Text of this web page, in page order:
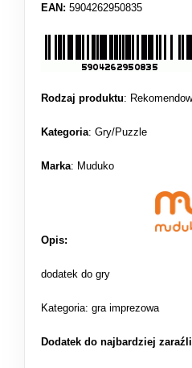
EAN: 5904262950835
Rodzaj produktu:
Kategoria: Gry/Puzzle
Marka: Muduko
Opis:
dodatek do gry
Kategoria: gra imprezowa
Dodatek do najbardziej